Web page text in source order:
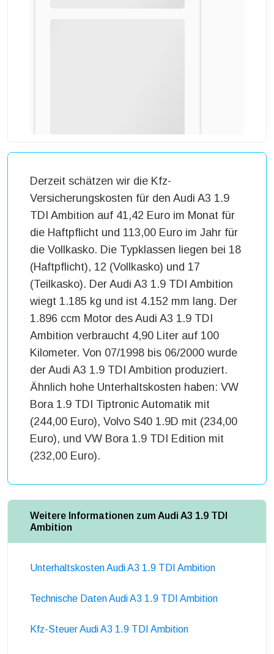
Derzeit schätzen wir die Kfz-
Versicherungskosten für den Audi A3 1.9
TDI Ambition auf 41,42 Euro im Monat für
die Haftpflicht und 113,00 Euro im Jahr für
die Vollkasko. Die Typklassen liegen bei 18
(Haftpflicht), 12 (Vollkasko) und 17
(Teilkasko). Der Audi A3 1.9 TDI Ambition
wiegt 1.185 kg und ist 4.152 mm lang. Der
1.896 ccm Motor des Audi A3 1.9 TDI
Ambition verbraucht 4,90 Liter auf 100
Kilometer. Von 07/1998 bis 06/2000 wurde
der Audi A3 1.9 TDI Ambition produziert.
Ähnlich hohe Unterhaltskosten haben: VW
Bora 1.9 TDI Tiptronic Automatik mit
(244,00 Euro), Volvo S40 1.9D mit (234,00
Euro), und VW Bora 1.9 TDI Edition mit
(232,00 Euro).
Weitere Informationen zum Audi A3 1.9 TDI
Ambition
Unterhaltskosten Audi A3 1.9 TDI Ambition
Technische Daten Audi A3 1.9 TDI Ambition
Kfz-Steuer Audi A3 1.9 TDI Ambition